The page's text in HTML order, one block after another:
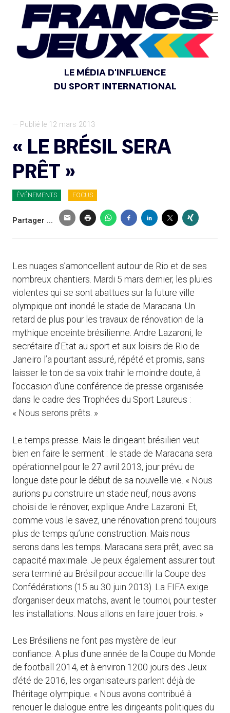
LE MÉDIA D'INFLUENCE
DU SPORT INTERNATIONAL
— Publié le 12 mars 2013
« LE BRÉSIL SERA
PRÊT »
ÉVÉNEMENTS FOCUS
Partager ...
Les nuages s’amoncellent autour de Rio et de ses
nombreux chantiers. Mardi 5 mars dernier, les pluies
violentes qui se sont abattues sur la future ville
olympique ont inondé le stade de Maracana. Un
retard de plus pour les travaux de rénovation de la
mythique enceinte brésilienne. Andre Lazaroni, le
secrétaire d’Etat au sport et aux loisirs de Rio de
Janeiro l’a pourtant assuré, répété et promis, sans
laisser le ton de sa voix trahir le moindre doute, à
l’occasion d’une conférence de presse organisée
dans le cadre des Trophées du Sport Laureus :
« Nous serons prêts. »
Le temps presse. Mais le dirigeant brésilien veut
bien en faire le serment : le stade de Maracana sera
opérationnel pour le 27 avril 2013, jour prévu de
longue date pour le début de sa nouvelle vie. « Nous
aurions pu construire un stade neuf, nous avons
choisi de le rénover, explique Andre Lazaroni. Et,
comme vous le savez, une rénovation prend toujours
plus de temps qu’une construction. Mais nous
serons dans les temps. Maracana sera prêt, avec sa
capacité maximale. Je peux également assurer tout
sera terminé au Brésil pour accueillir la Coupe des
Confédérations (15 au 30 juin 2013). La FIFA exige
d’organiser deux matchs, avant le tournoi, pour tester
les installations. Nous allons en faire jouer trois. »
Les Brésiliens ne font pas mystère de leur
confiance. A plus d’une année de la Coupe du Monde
de football 2014, et à environ 1200 jours des Jeux
d’été de 2016, les organisateurs parlent déjà de
l’héritage olympique. « Nous avons contribué à
renouer le dialogue entre les dirigeants politiques du